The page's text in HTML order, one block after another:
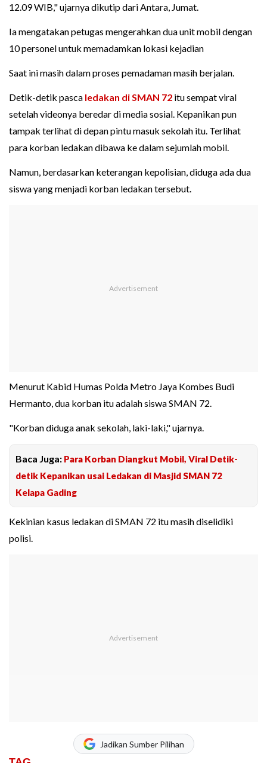
12.09 WIB," ujarnya dikutip dari Antara, Jumat.
Ia mengatakan petugas mengerahkan dua unit mobil dengan
10 personel untuk memadamkan lokasi kejadian
Saat ini masih dalam proses pemadaman masih berjalan.
Detik-detik pasca ledakan di SMAN 72 itu sempat viral
setelah videonya beredar di media sosial. Kepanikan pun
tampak terlihat di depan pintu masuk sekolah itu. Terlihat
para korban ledakan dibawa ke dalam sejumlah mobil.
Namun, berdasarkan keterangan kepolisian, diduga ada dua
siswa yang menjadi korban ledakan tersebut.
Menurut Kabid Humas Polda Metro Jaya Kombes Budi
Hermanto, dua korban itu adalah siswa SMAN 72.
"Korban diduga anak sekolah, laki-laki," ujarnya.
Baca Juga: Para Korban Diangkut Mobil, Viral Detik-
detik Kepanikan usai Ledakan di Masjid SMAN 72
Kelapa Gading
Kekinian kasus ledakan di SMAN 72 itu masih diselidiki
polisi.
Jadikan Sumber Pilihan